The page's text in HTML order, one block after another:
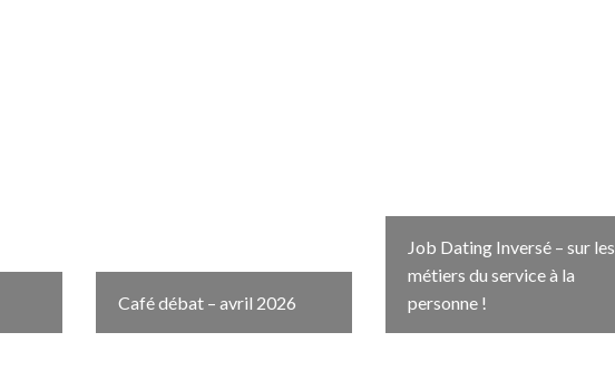
Café débat – avril 2026
Job Dating Inversé – sur les
métiers du service à la
personne !